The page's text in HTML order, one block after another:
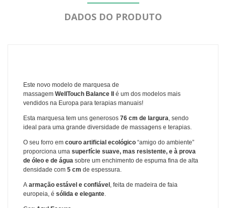
DADOS DO PRODUTO
Este novo modelo de marquesa de
massagem WellTouch Balance II é um dos modelos mais
vendidos na Europa para terapias manuais!
Esta marquesa tem uns generosos 76 cm de largura, sendo
ideal para uma grande diversidade de massagens e terapias.
O seu forro em couro artificial ecológico “amigo do ambiente”
proporciona uma superfície suave, mas resistente, e à prova
de óleo e de água sobre um enchimento de espuma fina de alta
densidade com 5 cm de espessura.
A armação estável e confiável , feita de madeira de faia
europeia, é sólida e elegante.